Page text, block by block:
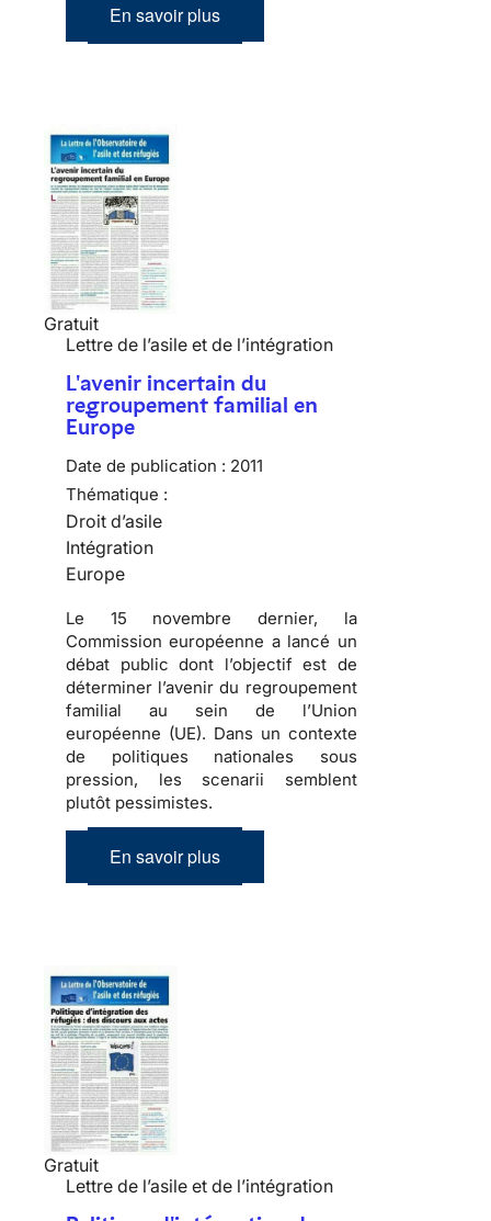
En savoir plus
Gratuit
Lettre de l’asile et de l’intégration
L'avenir incertain du
regroupement familial en
Europe
Date de publication : 2011
Thématique :
Droit d’asile
Intégration
Europe
Le 15 novembre dernier, la
Commission européenne a lancé un
débat public dont l’objectif est de
déterminer l’avenir du regroupement
familial au sein de l’Union
européenne (UE). Dans un contexte
de politiques nationales sous
pression, les scenarii semblent
plutôt pessimistes.
En savoir plus
Gratuit
Lettre de l’asile et de l’intégration